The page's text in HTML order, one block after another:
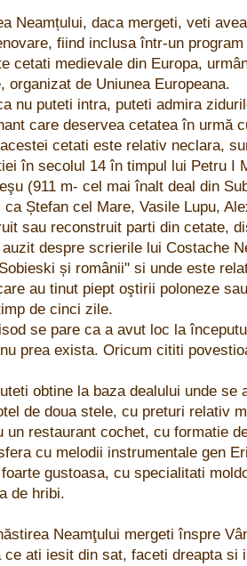
Neamțului, daca mergeti, veti
fiind inclusa într-un
cetati medievale din Europa,
organizat de Uniunea Europeana.
nu puteti intra, puteti admira
care deservea cetatea în urmă
cetati este relativ neclara,
în secolul 14 în timpul lui Petru I
(911 m- cel mai înalt deal din
ca Ștefan cel Mare, Vasile Lupu,
sau reconstruit parti din cetate,
auzit despre scrierile lui Costache
și românii'' si unde este
au tinut piept oştirii poloneze
de cinci zile.
se pare ca a avut loc la
prea exista. Oricum cititi
obtine la baza dealului unde se
de doua stele, cu preturi relativ
un restaurant cochet, cu formatie
cu melodii instrumentale gen
gustoasa, cu specialitati
de hribi.
Neamţului mergeti înspre
ce ati iesit din sat, faceti dreapta si